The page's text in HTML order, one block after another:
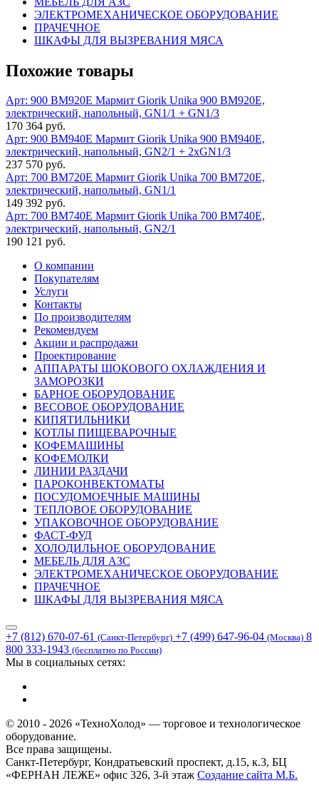
ЭЛЕКТРОМЕХАНИЧЕСКОЕ ОБОРУДОВАНИЕ
ПРАЧЕЧНОЕ
ШКАФЫ ДЛЯ ВЫЗРЕВАНИЯ МЯСА
Похожие товары
Арт: 900 BM920E Мармит Giorik Unika 900 BM920E,
электрический, напольный, GN1/1 + GN1/3
170 364 руб.
Арт: 900 BM940E Мармит Giorik Unika 900 BM940E,
электрический, напольный, GN2/1 + 2xGN1/3
237 570 руб.
Арт: 700 BM720E Мармит Giorik Unika 700 BM720E,
электрический, напольный, GN1/1
149 392 руб.
Арт: 700 BM740E Мармит Giorik Unika 700 BM740E,
электрический, напольный, GN2/1
190 121 руб.
О компании
Покупателям
Услуги
Контакты
По производителям
Рекомендуем
Акции и распродажи
Проектирование
АППАРАТЫ ШОКОВОГО ОХЛАЖДЕНИЯ И
ЗАМОРОЗКИ
БАРНОЕ ОБОРУДОВАНИЕ
ВЕСОВОЕ ОБОРУДОВАНИЕ
КИПЯТИЛЬНИКИ
КОТЛЫ ПИЩЕВАРОЧНЫЕ
КОФЕМАШИНЫ
КОФЕМОЛКИ
ЛИНИИ РАЗДАЧИ
ПАРОКОНВЕКТОМАТЫ
ПОСУДОМОЕЧНЫЕ МАШИНЫ
ТЕПЛОВОЕ ОБОРУДОВАНИЕ
УПАКОВОЧНОЕ ОБОРУДОВАНИЕ
ФАСТ-ФУД
ХОЛОДИЛЬНОЕ ОБОРУДОВАНИЕ
МЕБЕЛЬ ДЛЯ АЗС
ЭЛЕКТРОМЕХАНИЧЕСКОЕ ОБОРУДОВАНИЕ
ПРАЧЕЧНОЕ
ШКАФЫ ДЛЯ ВЫЗРЕВАНИЯ МЯСА
+7 (812) 670-07-61 (Санкт-Петербург) +7 (499) 647-96-04 (Москва) 8
800 333-1943 (бесплатно по России)
Мы в социальных сетях:
© 2010 - 2026 «ТехноХолод» — торговое и технологическое
оборудование.
Все права защищены.
Санкт-Петербург, Кондратьевский проспект, д.15, к.3, БЦ
«ФЕРНАН ЛЕЖЕ» офис 326, 3-й этаж Создание сайта М.Б.